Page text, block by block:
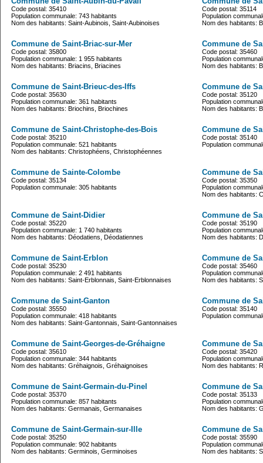
Code postal: 35410
Population communale: 743 habitants
Nom des habitants: Saint-Aubinois, Saint-Aubinoises
Code postal: 35114
Population
Nom des habitants:
Commune de Saint-Briac-sur-Mer
Code postal: 35800
Population communale: 1 955 habitants
Nom des habitants: Briacins, Briacines
Commune de
Code postal: 35460
Population
Nom des habitants:
Commune de Saint-Brieuc-des-Iffs
Code postal: 35630
Population communale: 361 habitants
Nom des habitants: Briochins, Briochines
Commune de
Code postal: 35120
Population
Nom des habitants:
Commune de Saint-Christophe-des-Bois
Code postal: 35210
Population communale: 521 habitants
Nom des habitants: Christophéens, Christophéennes
Commune de
Code postal: 35140
Population
Commune de Sainte-Colombe
Code postal: 35134
Population communale: 305 habitants
Commune de
Code postal: 35350
Population
Nom des habitants:
Commune de Saint-Didier
Code postal: 35220
Population communale: 1 740 habitants
Nom des habitants: Déodatiens, Déodatiennes
Commune de
Code postal: 35190
Population
Nom des habitants:
Commune de Saint-Erblon
Code postal: 35230
Population communale: 2 491 habitants
Nom des habitants: Saint-Erblonnais, Saint-Erblonnaises
Commune de
Code postal: 35460
Population
Nom des habitants:
Commune de Saint-Ganton
Code postal: 35550
Population communale: 418 habitants
Nom des habitants: Saint-Gantonnais, Saint-Gantonnaises
Commune de
Code postal: 35140
Population
Commune de Saint-Georges-de-Gréhaigne
Code postal: 35610
Population communale: 344 habitants
Nom des habitants: Gréhaignois, Gréhaignoises
Commune de
Code postal: 35420
Population
Nom des habitants:
Commune de Saint-Germain-du-Pinel
Code postal: 35370
Population communale: 857 habitants
Nom des habitants: Germanais, Germanaises
Commune de
Code postal: 35133
Population
Nom des habitants:
Commune de Saint-Germain-sur-Ille
Code postal: 35250
Population communale: 902 habitants
Nom des habitants: Germinois, Germinoises
Commune de
Code postal: 35590
Population
Nom des habitants: